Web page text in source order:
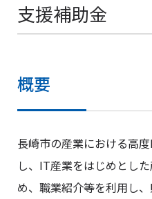
支援補助金
概要
長崎市の産業における高
し、IT産業をはじめとし
め、職業紹介等を利用し